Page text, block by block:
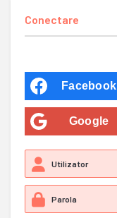
Conectare
Facebook
Google